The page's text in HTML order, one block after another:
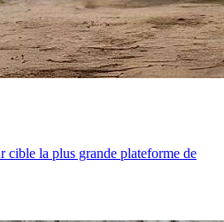
la plus grande plateforme de